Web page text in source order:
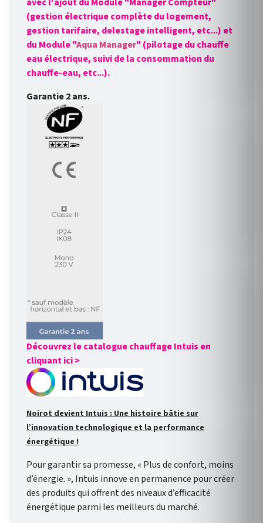
(gestion électrique complète du logement,
gestion tarifaire, delestage intelligent, etc...) et
du Module "Aqua Manager" (pilotage du chauffe
eau électrique, suivi de la consommation du
chauffe-eau, etc...).
Garantie 2 ans.
Découvrez le catalogue chauffage Intuis en
cliquant ici >
Noirot devient Intuis : Une histoire bâtie sur
l’innovation technologique et la performance
énergétique !
Pour garantir sa promesse, « Plus de confort, moins
d’énergie. », Intuis innove en permanence pour créer
des produits qui offrent des niveaux d’efficacité
énergétique parmi les meilleurs du marché.